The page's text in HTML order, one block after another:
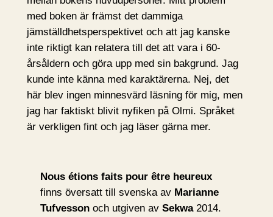
med boken är främst det dammiga
jämställdhetsperspektivet och att jag kanske
inte riktigt kan relatera till det att vara i 60-
årsåldern och göra upp med sin bakgrund. Jag
kunde inte känna med karaktärerna. Nej, det
här blev ingen minnesvärd läsning för mig, men
jag har faktiskt blivit nyfiken på Olmi. Språket
är verkligen fint och jag läser gärna mer.
Nous étions faits pour être heureux
finns översatt till svenska av Marianne
Tufvesson och utgiven avSekwa2014.